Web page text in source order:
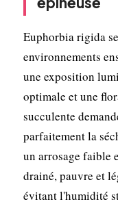
Euphorbia rigida
environnements
une exposition
optimale et une
succulente
parfaitement la
un arrosage faible
drainé, pauvre et
évitant l'humidité